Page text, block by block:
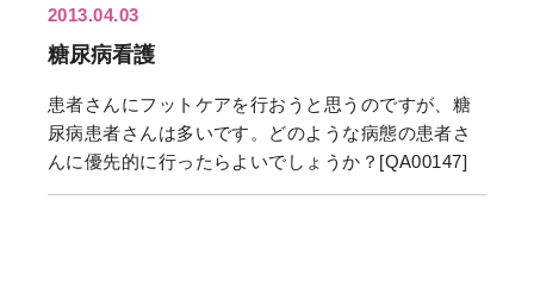
2013.04.03
糖尿病看護
患者さんにフットケアを行おうと思うのですが、糖
尿病患者さんは多いです。どのような病態の患者さ
んに優先的に行ったらよいでしょうか？ [QA00147]